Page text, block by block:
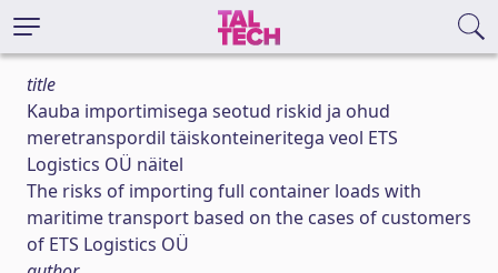
title
Kauba importimisega seotud riskid ja ohud
meretranspordil täiskonteineritega veol ETS
Logistics OÜ näitel
The risks of importing full container loads with
maritime transport based on the cases of customers
of ETS Logistics OÜ